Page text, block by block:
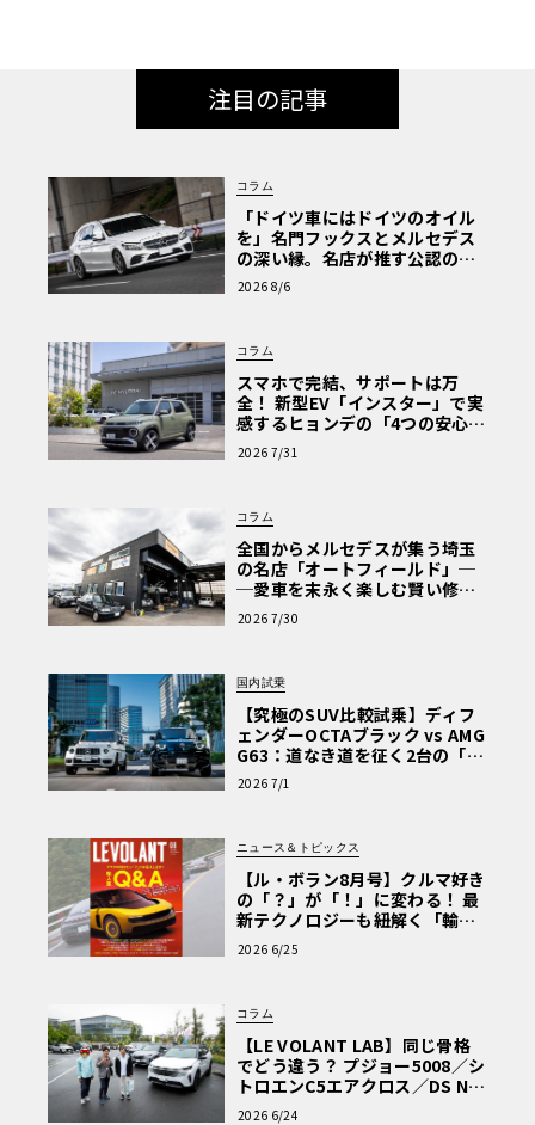
注目の記事
コラム
「ドイツ車にはドイツのオイル
を」名門フックスとメルセデス
の深い縁。名店が推す公認の安
心と、Cクラスで味わうシルキー
な走り〈PR〉
2026 8/6
コラム
スマホで完結、サポートは万
全！ 新型EV「インスター」で実
感するヒョンデの「4つの安心」
【第1回・ヒョンデ6つの疑問：
Why? Hyundai?】〈PR〉
2026 7/31
コラム
全国からメルセデスが集う埼玉
の名店「オートフィールド」─
─愛車を末永く楽しむ賢い修理
術と、プロがフックス製オイル
を選ぶ理由〈PR〉
2026 7/30
国内試乗
【究極のSUV比較試乗】ディフ
ェンダーOCTAブラック vs AMG
G63：道なき道を征く2台の「対
極的アプローチ」
2026 7/1
ニュース＆トピックス
【ル・ボラン8月号】クルマ好き
の「？」が「！」に変わる！ 最
新テクノロジーも紐解く「輸入
車Q&A」
2026 6/25
コラム
【LE VOLANT LAB】同じ骨格
でどう違う？ プジョー5008／シ
トロエンC5エアクロス／DS Nº4
読者一気乗りレポート
2026 6/24